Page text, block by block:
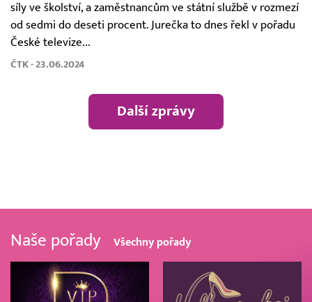
síly ve školství, a zaměstnancům ve státní službě v rozmezí
od sedmi do deseti procent. Jurečka to dnes řekl v pořadu
České televize...
ČTK - 23.06.2024
Další zprávy
Naše pořady Všechny pořady